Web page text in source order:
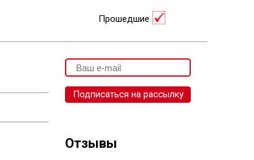
Прошедшие
Отзывы